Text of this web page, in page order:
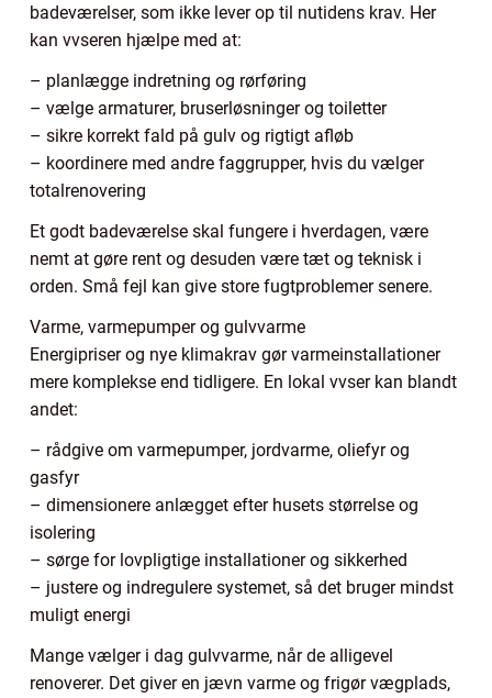
badeværelser, som ikke lever op til nutidens krav. Her
kan vvseren hjælpe med at:
– planlægge indretning og rørføring
– vælge armaturer, bruserløsninger og toiletter
– sikre korrekt fald på gulv og rigtigt afløb
– koordinere med andre faggrupper, hvis du vælger
totalrenovering
Et godt badeværelse skal fungere i hverdagen, være
nemt at gøre rent og desuden være tæt og teknisk i
orden. Små fejl kan give store fugtproblemer senere.
Varme, varmepumper og gulvvarme
Energipriser og nye klimakrav gør varmeinstallationer
mere komplekse end tidligere. En lokal vvser kan blandt
andet:
– rådgive om varmepumper, jordvarme, oliefyr og
gasfyr
– dimensionere anlægget efter husets størrelse og
isolering
– sørge for lovpligtige installationer og sikkerhed
– justere og indregulere systemet, så det bruger mindst
muligt energi
Mange vælger i dag gulvvarme, når de alligevel
renoverer. Det giver en jævn varme og frigør vægplads,